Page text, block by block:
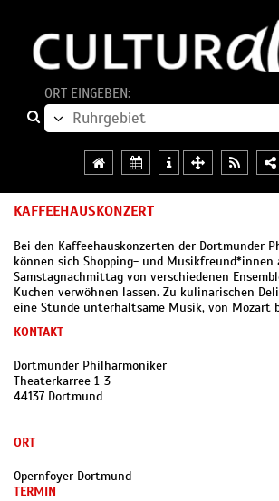
ORT EINGEBEN:
KAFFEEHAUSKONZERT
Bei den Kaffeehauskonzerten der Dortmunder
können sich Shopping- und Musikfreund*innen
Samstagnachmittag von verschiedenen
Kuchen verwöhnen lassen. Zu kulinarischen
eine Stunde unterhaltsame Musik, von Mozart
KONTAKT
Dortmunder Philharmoniker
Theaterkarree 1-3
44137 Dortmund
ORT
Opernfoyer Dortmund
TERMIN